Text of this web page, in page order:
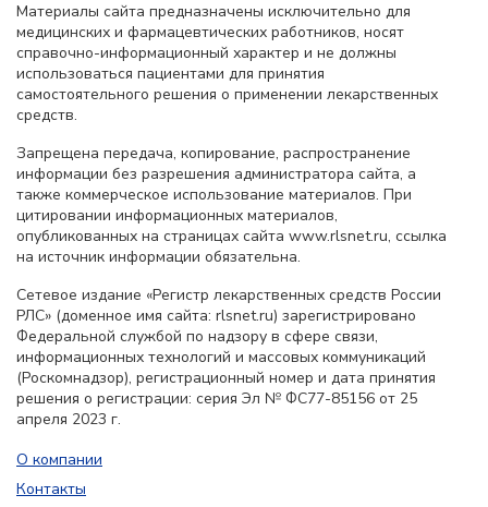
Материалы сайта предназначены исключительно для
медицинских и фармацевтических работников, носят
справочно-информационный характер и не должны
использоваться пациентами для принятия
самостоятельного решения о применении лекарственных
средств.
Запрещена передача, копирование, распространение
информации без разрешения администратора сайта, а
также коммерческое использование материалов. При
цитировании информационных материалов,
опубликованных на страницах сайта www.rlsnet.ru, ссылка
на источник информации обязательна.
Сетевое издание «Регистр лекарственных средств России
РЛС» (доменное имя сайта: rlsnet.ru) зарегистрировано
Федеральной службой по надзору в сфере связи,
информационных технологий и массовых коммуникаций
(Роскомнадзор), регистрационный номер и дата принятия
решения о регистрации: серия Эл № ФС77-85156 от 25
апреля 2023 г.
О компании
Контакты